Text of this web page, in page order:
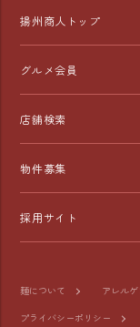
す！
【特典①】選べる
「よだれ鶏」や
に！
■アプリの登録・
揚州商人トップ
グルメ会員
店舗検索
物件募集
採用サイト
麺について アレル
プライバシーポリシー